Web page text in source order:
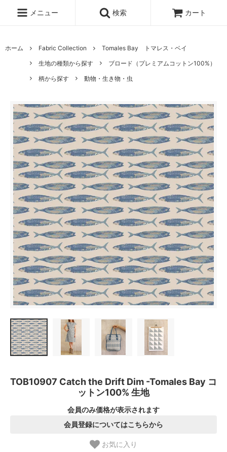
メニュー 検索 カート
ホーム Fabric Collection
Tomales Bay トマレス・ベイ
生地の種類から探す
ブロード（プレミアムコットン100%）
柄から探す
動物・生き物・虫
TOB10907 Catch the Drift Dim -Tomales Bay コ
ットン100% 生地
会員のみ価格が表示されます
会員登録についてはこちらから
お気に入り